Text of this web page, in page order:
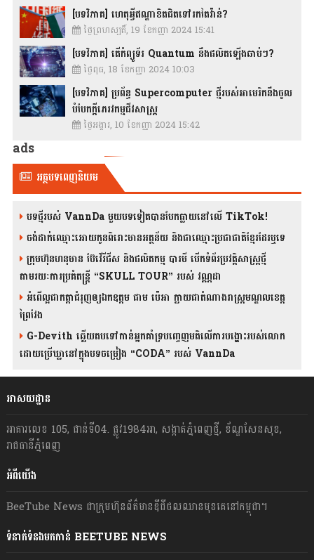
[បទវិភាគ] ហេតុអ្វីឥណ្ឌាខិតជិតទៅរកតៃវ៉ាន់?
ថ្ងៃព្រហស្បតិ៍, 19 ខែកញ្ញា 2024 15:41
[បទវិភាគ] តើកំព្យូទ័រ Quantum នឹងផលិតឡើងឆាប់ៗ?
ថ្ងៃពុធ, 18 ខែកញ្ញា 2024 10:03
[បទវិភាគ] ប្រព័ន្ធ Supercomputer ថ្មីរបស់អាមេរិកនឹងចូល
បំបែកក្តីភេរវកម្មជីវសាស្រ្ត
ថ្ងៃអង្គារ, 10 ខែកញ្ញា 2024 15:42
ads
អត្ថបទពេញនិយម
បទថ្មីរបស់ VannDa មួយបទទៀតបានបែកធ្លាយនៅលើ TikTok!
ចង់ដាក់ឈ្មោះអោយកូនពិរោះមានអត្ថន័យ និងជាឈ្មោះប្រជាជាតិខ្មែរដែរឬទេ
ក្រុមហ៊ុនហនុមាន ប៊ែវើរីជីស និង​ផលិតកម្ម បារមី​ បើកទំព័រប្រវត្តិសាស្ត្រថ្មី
តាមរយៈការប្រគំតន្រ្តី “SKULL TOUR” របស់ វណ្ណដា
អំពើល្អជាកត្តាជំរុញឲ្យឯកឧត្តម ជាម ប៉េអា ក្លាយជាតំណាងរាស្ត្រមណ្ឌលខេត្ត
ព្រៃវែង
G-Devith ឆ្លើយតបទៅកាន់អ្នកគាំទ្របញ្ចេញមតិលើការបង្ហោះរបស់លោក
ដោយប្រើឃ្លានៅក្នុងបទចម្រៀង “CODA” រ​​​បស់ VannDa
អាសយដ្ឋាន
អាគារលេខ 105, ជាន់ទី04. ផ្លូវ1984អា, សង្កាត់ភ្នំពេញថ្មី, ខ័ណ្ឌសែនសុខ,
រាជធានីភ្នំពេញ
អំពីយើង
BeeTube News ជា​ក្រុមហ៊ុន​ព័ត៌មាន​ឌីជីថលឈាន​មុខ​គេ​នៅ​កម្ពុជា។
ទំនាក់ទំនងមកកាន់ BEETUBE NEWS